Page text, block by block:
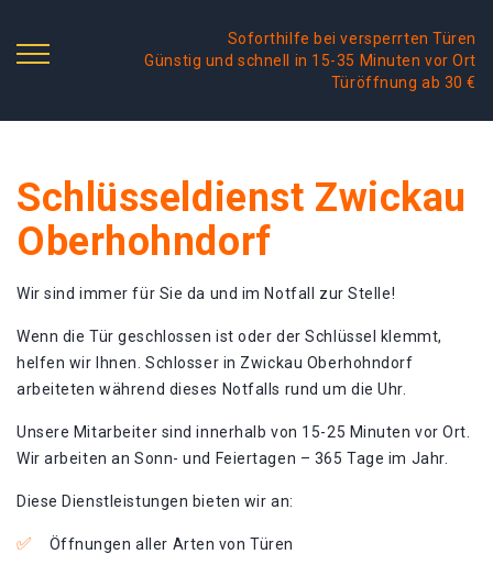
Soforthilfe bei versperrten Türen
Günstig und schnell in 15-35 Minuten vor Ort
Türöffnung ab 30 €
Schlüsseldienst Zwickau
Oberhohndorf
Wir sind immer für Sie da und im Notfall zur Stelle!
Wenn die Tür geschlossen ist oder der Schlüssel klemmt,
helfen wir Ihnen. Schlosser in Zwickau Oberhohndorf
arbeiteten während dieses Notfalls rund um die Uhr.
Unsere Mitarbeiter sind innerhalb von 15-25 Minuten vor Ort.
Wir arbeiten an Sonn- und Feiertagen – 365 Tage im Jahr.
Diese Dienstleistungen bieten wir an:
Öffnungen aller Arten von Türen